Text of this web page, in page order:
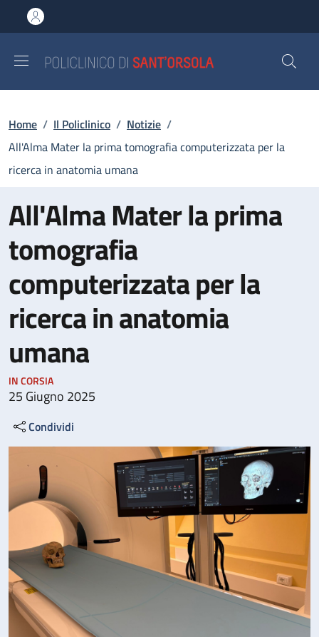
al contenuto principale
to footer content
Briciole di pane
Home / Il Policlinico / Notizie /
All'Alma Mater la prima tomografia computerizzata per la
ricerca in anatomia umana
All'Alma Mater la prima
tomografia
computerizzata per la
ricerca in anatomia
umana
IN CORSIA
25 Giugno 2025
Condividi